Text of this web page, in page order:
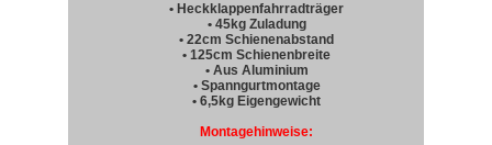
• Heckklappenfahrradträger
• 45kg Zuladung
• 22cm Schienenabstand
• 125cm Schienenbreite
• Aus Aluminium
• Spanngurtmontage
• 6,5kg Eigengewicht
Montagehinweise: